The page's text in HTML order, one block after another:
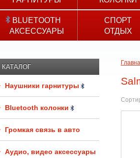
BLUETOOTH
АКСЕССУАРЫ
СПОРТ
ОТДЫХ
КАТАЛОГ
Наушники гарнитуры
Bluetooth колонки
Громкая связь в авто
Аудио, видео аксессуары